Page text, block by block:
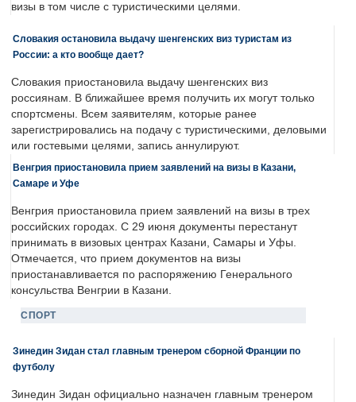
визы в том числе с туристическими целями.
Словакия остановила выдачу шенгенских виз туристам из
России: а кто вообще дает?
Словакия приостановила выдачу шенгенских виз
россиянам. В ближайшее время получить их могут только
спортсмены. Всем заявителям, которые ранее
зарегистрировались на подачу с туристическими, деловыми
или гостевыми целями, запись аннулируют.
Венгрия приостановила прием заявлений на визы в Казани,
Самаре и Уфе
Венгрия приостановила прием заявлений на визы в трех
российских городах. С 29 июня документы перестанут
принимать в визовых центрах Казани, Самары и Уфы.
Отмечается, что прием документов на визы
приостанавливается по распоряжению Генерального
консульства Венгрии в Казани.
СПОРТ
Зинедин Зидан стал главным тренером сборной Франции по
футболу
Зинедин Зидан официально назначен главным тренером